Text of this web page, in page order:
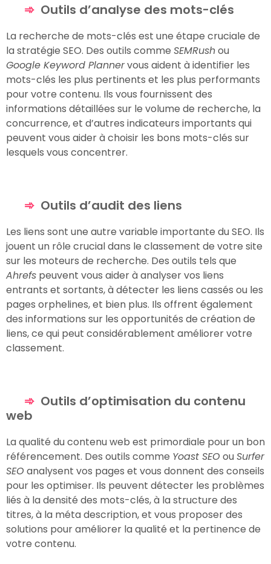
Outils d’analyse des mots-clés
La recherche de mots-clés est une étape cruciale de
la stratégie SEO. Des outils comme SEMRushou
Google Keyword Plannervous aident à identifier les
mots-clés les plus pertinents et les plus performants
pour votre contenu. Ils vous fournissent des
informations détaillées sur le volume de recherche, la
concurrence, et d’autres indicateurs importants qui
peuvent vous aider à choisir les bons mots-clés sur
lesquels vous concentrer.
Outils d’audit des liens
Les liens sont une autre variable importante du SEO. Ils
jouent un rôle crucial dans le classement de votre site
sur les moteurs de recherche. Des outils tels que
Ahrefs peuvent vous aider à analyser vos liens
entrants et sortants, à détecter les liens cassés ou les
pages orphelines, et bien plus. Ils offrent également
des informations sur les opportunités de création de
liens, ce qui peut considérablement améliorer votre
classement.
Outils d’optimisation du contenu
web
La qualité du contenu web est primordiale pour un bon
référencement. Des outils comme Yoast SEO ouSurfer
SEO analysent vos pages et vous donnent des conseils
pour les optimiser. Ils peuvent détecter les problèmes
liés à la densité des mots-clés, à la structure des
titres, à la méta description, et vous proposer des
solutions pour améliorer la qualité et la pertinence de
votre contenu.